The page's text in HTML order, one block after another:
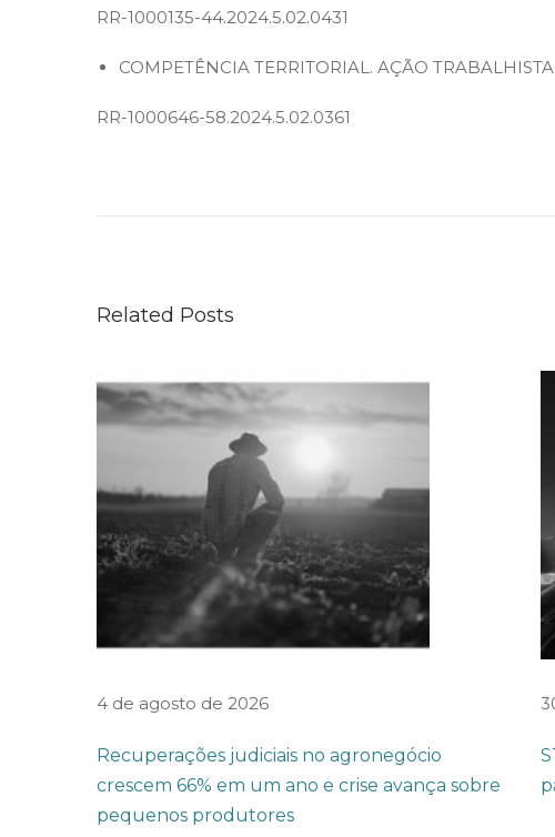
RR-1000135-44.2024.5.02.0431
COMPETÊNCIA TERRITORIAL. AÇÃO
RR-1000646-58.2024.5.02.0361
e
u
r
n
a
a
s
p
a
Related Posts
4 de agosto de 2026
Recuperações judiciais no agronegócio
crescem 66% em um ano e crise avança sobre
pequenos produtores